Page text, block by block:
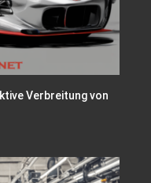
Verbreitung von